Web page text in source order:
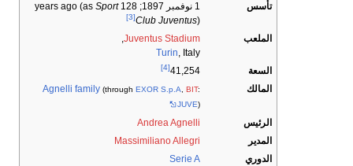
(asSport
Club Juventus
[3]
Juventus Stadium
,
Turin
41,254
[4]
Agnelli family (throughEXOR S.p.A
Andrea Agnelli
Massimiliano Allegri
Serie A